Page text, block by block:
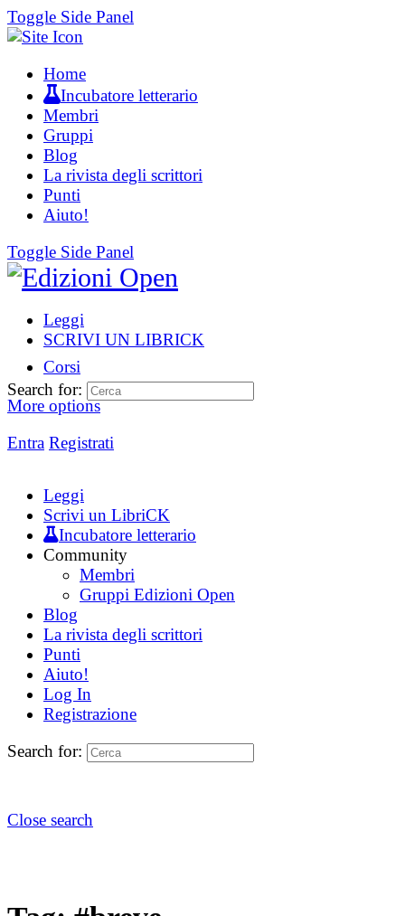
Toggle Side Panel
Home
Incubatore letterario
Membri
Gruppi
Blog
La rivista degli scrittori
Punti
Aiuto!
Toggle Side Panel
Leggi
SCRIVI UN LIBRICK
Corsi
More options
Entra Registrati
Search for:
Leggi
Scrivi un LibriCK
Incubatore letterario
Community
Membri
Gruppi Edizioni Open
Blog
La rivista degli scrittori
Punti
Aiuto!
Log In
Registrazione
Search for:
Close search